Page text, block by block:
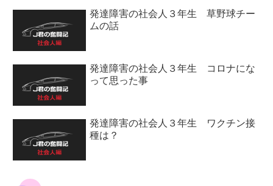
発達障害の社会人３年生 草野球チー
ムの話
発達障害の社会人３年生 コロナにな
って思った事
発達障害の社会人３年生 ワクチン接
種は？